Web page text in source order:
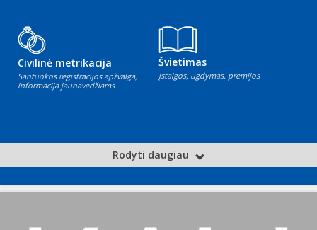
Civilinė metrikacija
Santuokos registracijos apžvalga,
informacija jaunavedžiams
Švietimas
Įstaigos, ugdymas, premijos
Rodyti daugiau